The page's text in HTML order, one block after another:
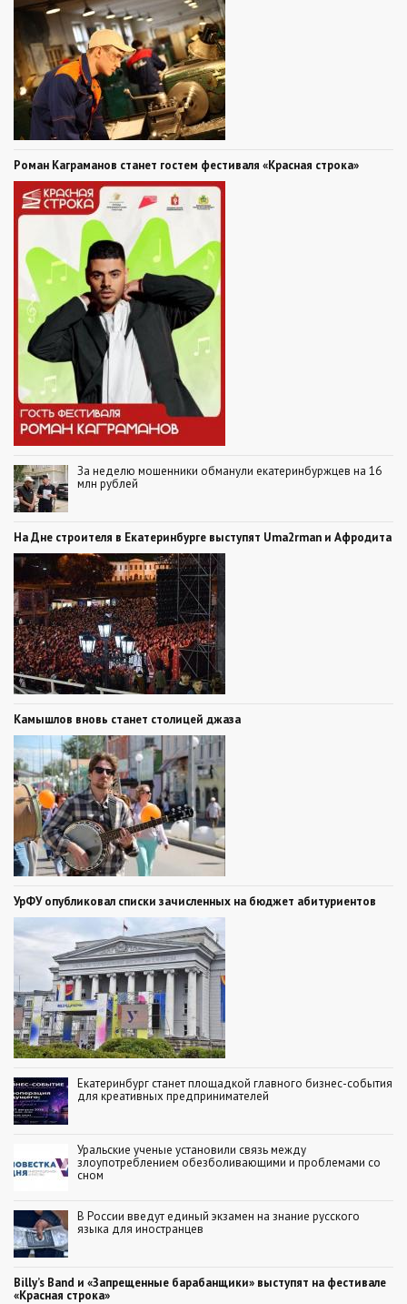
Роман Каграманов станет гостем фестиваля «Красная строка»
За неделю мошенники обманули екатеринбуржцев на 16
млн рублей
На Дне строителя в Екатеринбурге выступят Uma2rman и Афродита
Камышлов вновь станет столицей джаза
УрФУ опубликовал списки зачисленных на бюджет абитуриентов
Екатеринбург станет площадкой главного бизнес-события
для креативных предпринимателей
Уральские ученые установили связь между
злоупотреблением обезболивающими и проблемами со
сном
В России введут единый экзамен на знание русского
языка для иностранцев
Billy’s Band и «Запрещенные барабанщики» выступят на фестивале
«Красная строка»